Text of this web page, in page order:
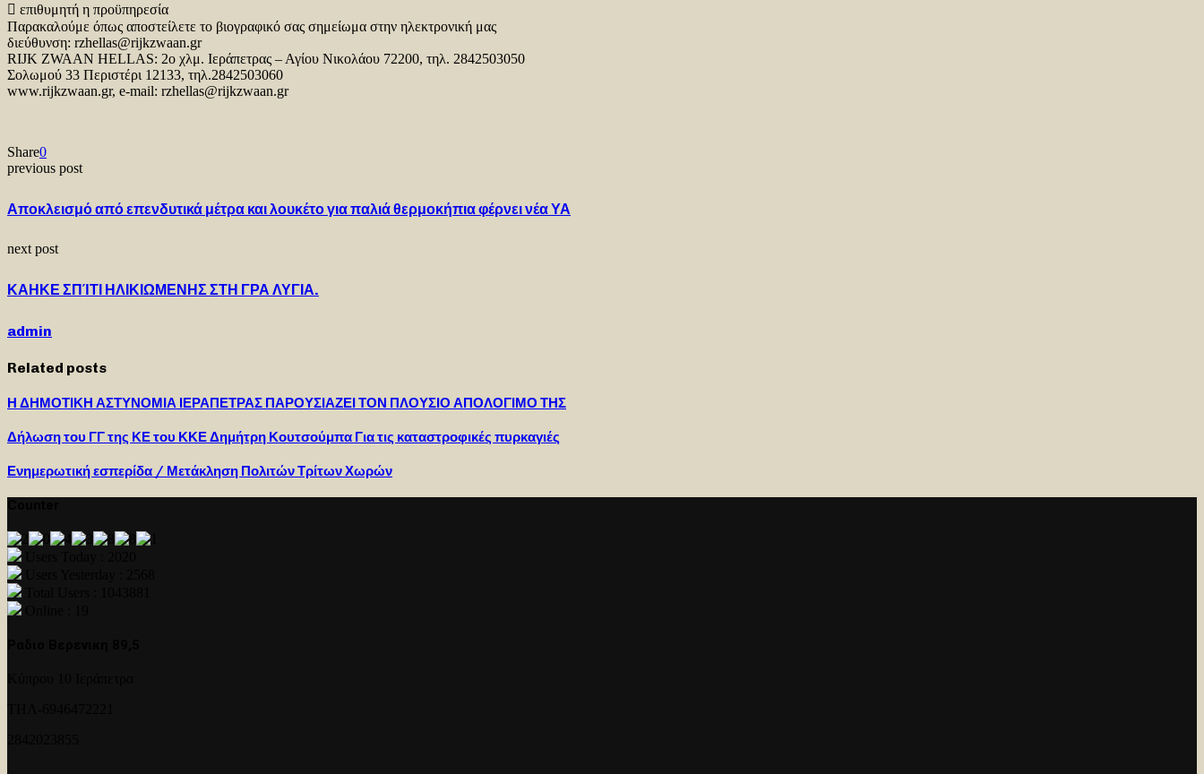
 επιθυμητή η προϋπηρεσία
Παρακαλούμε όπως αποστείλετε το βιογραφικό σας σημείωμα στην ηλεκτρονική μας
διεύθυνση: rzhellas@rijkzwaan.gr
RIJK ZWAAN HELLAS: 2ο χλμ. Ιεράπετρας – Αγίου Νικολάου 72200, τηλ. 2842503050
Σολωμού 33 Περιστέρι 12133, τηλ.2842503060
www.rijkzwaan.gr, e-mail: rzhellas@rijkzwaan.gr
Share0
previous post
Αποκλεισμό από επενδυτικά μέτρα και λουκέτο για παλιά θερμοκήπια φέρνει νέα ΥΑ
next post
ΚΑΗΚΕ ΣΠΊΤΙ ΗΛΙΚΙΩΜΕΝΗΣ ΣΤΗ ΓΡΑ ΛΥΓΙΑ.
admin
Related posts
Η ΔΗΜΟΤΙΚΗ ΑΣΤΥΝΟΜΙΑ ΙΕΡΑΠΕΤΡΑΣ ΠΑΡΟΥΣΙΑΖΕΙ ΤΟΝ ΠΛΟΥΣΙΟ ΑΠΟΛΟΓΙΜΟ ΤΗΣ
Δήλωση του ΓΓ της ΚΕ του ΚΚΕ Δημήτρη Κουτσούμπα Για τις καταστροφικές πυρκαγιές
Ενημερωτική εσπερίδα / Μετάκληση Πολιτών Τρίτων Χωρών